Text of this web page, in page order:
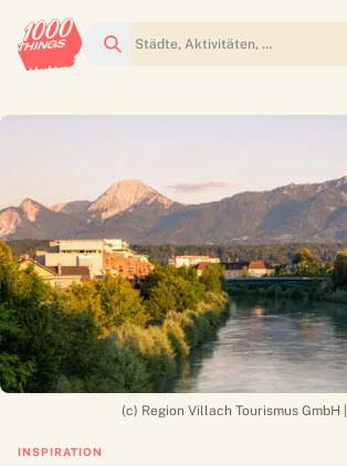
Suchen
(c) Region Villach Tourismus
INSPIRATION